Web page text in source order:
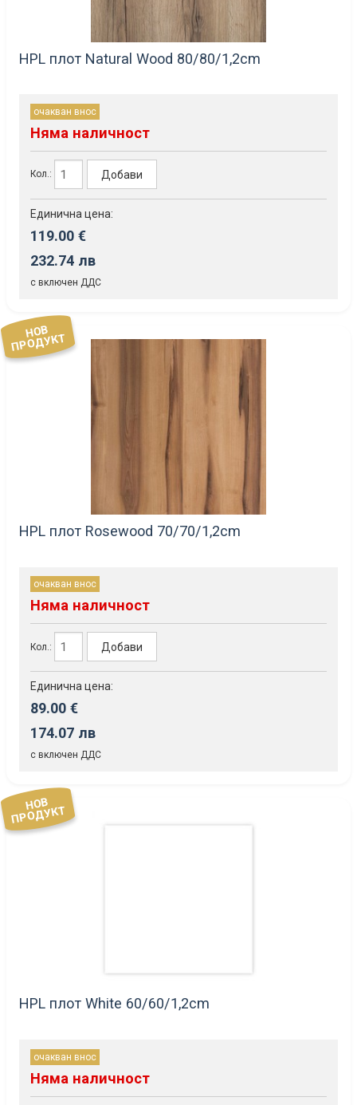
HPL плот Natural Wood 80/80/1,2cm
очакван внос
Няма наличност
Кол.: Добави
Единична цена:
119.00 €
232.74 лв
с включен ДДС
НОВ
ПРОДУКТ
HPL плот Rosewood 70/70/1,2cm
очакван внос
Няма наличност
Кол.: Добави
Единична цена:
89.00 €
174.07 лв
с включен ДДС
НОВ
ПРОДУКТ
HPL плот White 60/60/1,2cm
очакван внос
Няма наличност